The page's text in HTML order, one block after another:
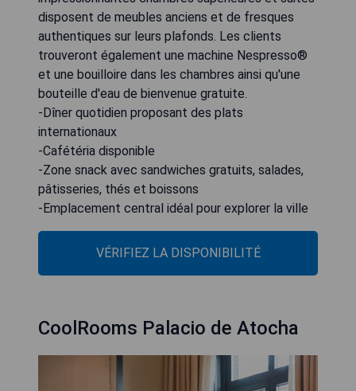
disposent de meubles anciens et de fresques
authentiques sur leurs plafonds. Les clients
trouveront également une machine Nespresso®
et une bouilloire dans les chambres ainsi qu'une
bouteille d'eau de bienvenue gratuite.
-Dîner quotidien proposant des plats
internationaux
-Cafétéria disponible
-Zone snack avec sandwiches gratuits, salades,
pâtisseries, thés et boissons
-Emplacement central idéal pour explorer la ville
VÉRIFIEZ LA DISPONIBILITÉ
CoolRooms Palacio de Atocha